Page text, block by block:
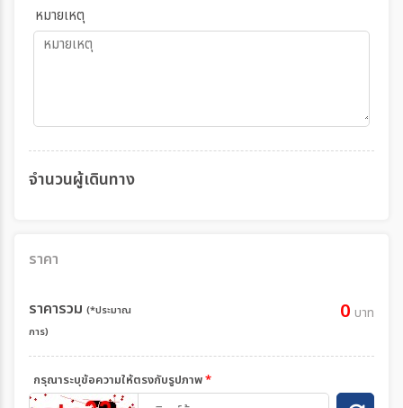
หมายเหตุ
จำนวนผู้เดินทาง
ราคา
ราคารวม (*ประมาณ
การ)
0 บาท
กรุณาระบุข้อความให้ตรงกับรูปภาพ*